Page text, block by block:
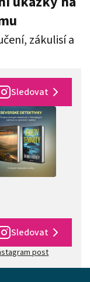
zákulisí a
Sledovat
Sledovat